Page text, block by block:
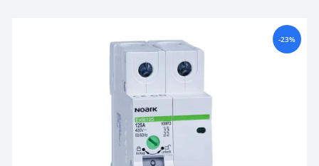
-23%